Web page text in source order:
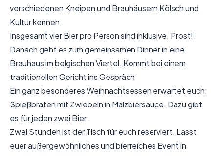
verschiedenen Kneipen und Brauhäusern Kölsch und
Kultur kennen
Insgesamt vier Bier pro Person sind inklusive. Prost!
Danach geht es zum gemeinsamen Dinner in eine
Brauhaus im belgischen Viertel. Kommt bei einem
traditionellen Gericht ins Gespräch
Ein ganz besonderes Weihnachtsessen erwartet euch:
Spießbraten mit Zwiebeln in Malzbiersauce. Dazu gibt
es für jeden zwei Bier
Zwei Stunden ist der Tisch für euch reserviert. Lasst
euer außergewöhnliches und bierreiches Event in